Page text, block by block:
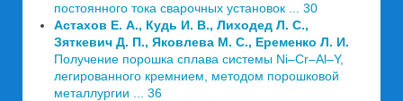
постоянного тока сварочных установок ... 30
Астахов Е. А., Кудь И. В., Лиходед Л. С.,
Зяткевич Д. П., Яковлева М. С., Еременко Л. И.
Получение порошка сплава системы Ni–Cr–Al–Y,
легированного кремнием, методом порошковой
металлургии ... 36